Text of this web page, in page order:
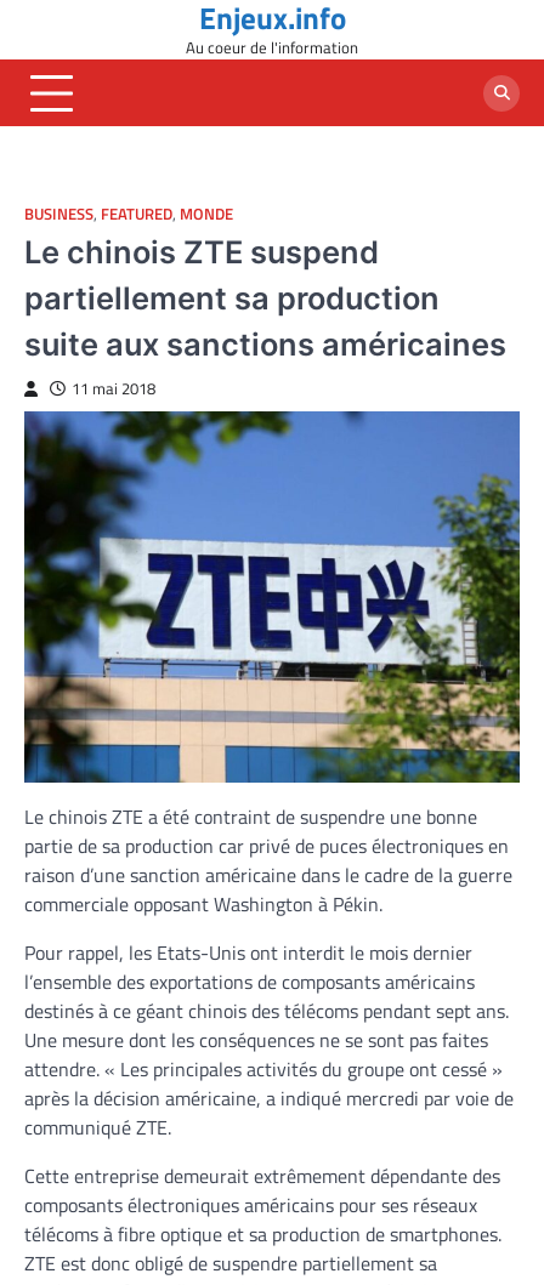
content
Enjeux.info
Au coeur de l'information
BUSINESS, FEATURED, MONDE
Le chinois ZTE suspend
partiellement sa production
suite aux sanctions américaines
11 mai 2018
Le chinois ZTE a été contraint de suspendre une bonne
partie de sa production car privé de puces électroniques en
raison d’une sanction américaine dans le cadre de la guerre
commerciale opposant Washington à Pékin.
Pour rappel, les Etats-Unis ont interdit le mois dernier
l’ensemble des exportations de composants américains
destinés à ce géant chinois des télécoms pendant sept ans.
Une mesure dont les conséquences ne se sont pas faites
attendre. « Les principales activités du groupe ont cessé »
après la décision américaine, a indiqué mercredi par voie de
communiqué ZTE.
Cette entreprise demeurait extrêmement dépendante des
composants électroniques américains pour ses réseaux
télécoms à fibre optique et sa production de smartphones.
ZTE est donc obligé de suspendre partiellement sa